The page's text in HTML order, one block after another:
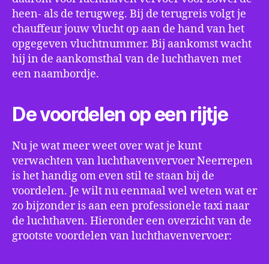
heen- als de terugweg. Bij de terugreis volgt je
chauffeur jouw vlucht op aan de hand van het
opgegeven vluchtnummer. Bij aankomst wacht
hij in de aankomsthal van de luchthaven met
een naambordje.
De voordelen op een rijtje
Nu je wat meer weet over wat je kunt
verwachten van luchthavenvervoer Neerrepen
is het handig om even stil te staan bij de
voordelen. Je wilt nu eenmaal wel weten wat er
zo bijzonder is aan een professionele taxi naar
de luchthaven. Hieronder een overzicht van de
grootste voordelen van luchthavenvervoer: